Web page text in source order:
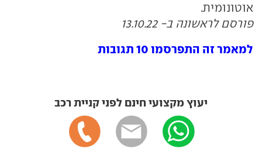
אוטונומית.
פורסם לראשונה ב- 13.10.22
למאמר זה התפרסמו 10 תגובות
יעוץ מקצועי חינם לפני קניית רכב